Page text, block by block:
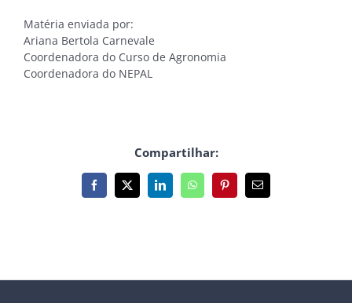
Matéria enviada por:
Ariana Bertola Carnevale
Coordenadora do Curso de Agronomia
Coordenadora do NEPAL
Compartilhar:
Facebook
X LinkedInWhatsAppPinterest
E-
mail